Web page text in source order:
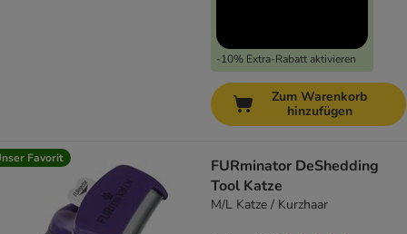
-10% Extra-Rabatt aktivieren
Zum Warenkorb
hinzufügen
Favorit
FURminator DeShedding
Tool Katze
M/L Katze / Kurzhaar